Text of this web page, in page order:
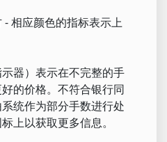
相应颜色的指标表示上
器）表示在不完整的手
的价格。不符合银行同
统作为部分手数进行处
上以获取更多信息。